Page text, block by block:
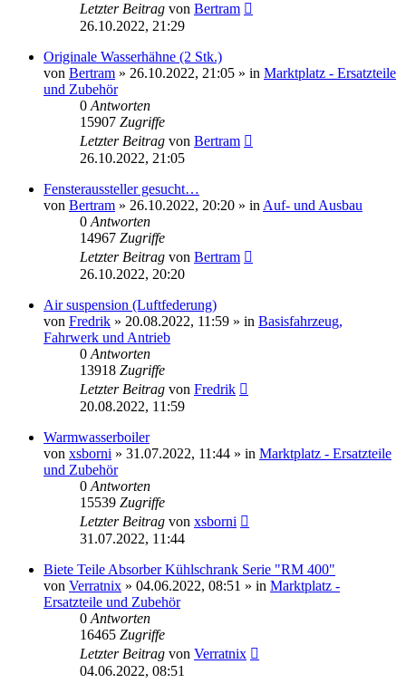
Letzter Beitrag von Bertram
26.10.2022, 21:29
Originale Wasserhähne (2 Stk.)
von Bertram » 26.10.2022, 21:05 » in Marktplatz - Ersatzteile
und Zubehör
0Antworten
15907 Zugriffe
Letzter Beitrag von Bertram
26.10.2022, 21:05
Fensteraussteller gesucht…
von Bertram » 26.10.2022, 20:20 » inAuf- und Ausbau
0Antworten
14967 Zugriffe
Letzter Beitrag von Bertram
26.10.2022, 20:20
Air suspension (Luftfederung)
von Fredrik » 20.08.2022, 11:59 » in Basisfahrzeug,
Fahrwerk und Antrieb
0Antworten
13918 Zugriffe
Letzter Beitrag von Fredrik
20.08.2022, 11:59
Warmwasserboiler
von xsborni » 31.07.2022, 11:44 » in Marktplatz - Ersatzteile
und Zubehör
0Antworten
15539 Zugriffe
Letzter Beitrag von xsborni
31.07.2022, 11:44
Biete Teile Absorber Kühlschrank Serie "RM 400"
von Verratnix » 04.06.2022, 08:51 » in Marktplatz -
Ersatzteile und Zubehör
0Antworten
16465 Zugriffe
Letzter Beitrag von Verratnix
04.06.2022, 08:51